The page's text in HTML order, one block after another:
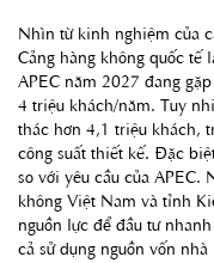
Nhìn từ kinh nghiệm của
Cảng hàng không quốc tế
APEC năm 2027 đang
4 triệu khách/năm. Tuy
thác hơn 4,1 triệu khách,
công suất thiết kế. Đặc
so với yêu cầu của APEC.
không Việt Nam và tỉnh
nguồn lực để đầu tư
cả sử dụng nguồn vốn